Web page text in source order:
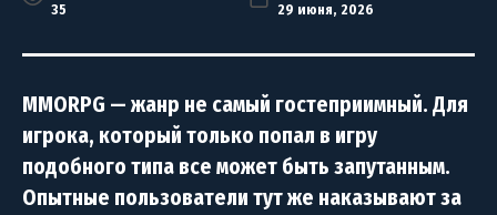
35 29 июня, 2026
MMORPG — жанр не самый гостеприимный. Для
игрока, который только попал в игру
подобного типа все может быть запутанным.
Опытные пользователи тут же наказывают за